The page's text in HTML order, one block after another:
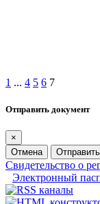
1 ... 4 5 6 7
Отправить документ
×
Отмена
Отправить
Свидетельство о
Электронный